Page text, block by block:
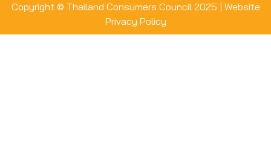
Copyright © Thailand Consumers Council 2025 | Website
Privacy Policy